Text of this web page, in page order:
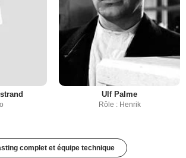
Ulf Palme
Rôle : Henrik
complet et équipe technique